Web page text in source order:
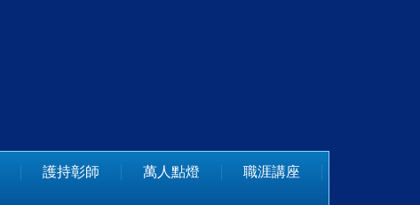
護持彰師 萬人點燈 職涯講座